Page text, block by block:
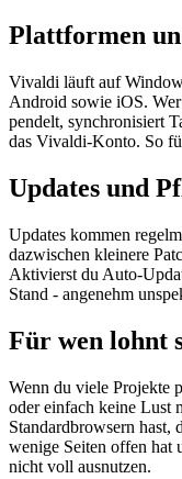
Plattformen
Vivaldi läuft auf
Android sowie iOS.
pendelt, synchronisiert
das Vivaldi-Konto. So
Updates und
Updates kommen
dazwischen kleinere
Aktivierst du Auto-
Stand - angenehm
Für wen lohnt
Wenn du viele Projekte
oder einfach keine Lust
Standardbrowsern
wenige Seiten offen
nicht voll ausnutzen.